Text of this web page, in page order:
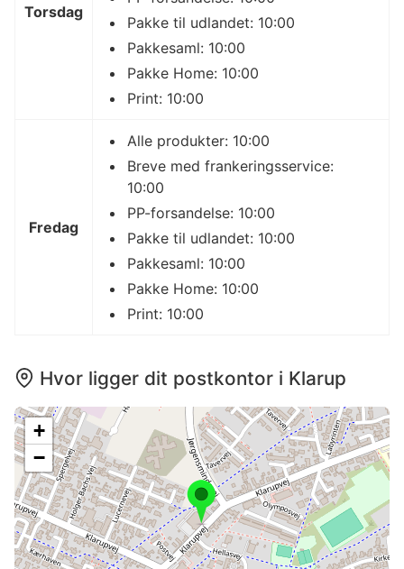
Torsdag
Pakke til udlandet: 10:00
Pakkesaml: 10:00
Pakke Home: 10:00
Print: 10:00
Fredag
Alle produkter: 10:00
Breve med frankeringsservice:
10:00
PP-forsandelse: 10:00
Pakke til udlandet: 10:00
Pakkesaml: 10:00
Pakke Home: 10:00
Print: 10:00
Hvor ligger dit postkontor i Klarup
+
−